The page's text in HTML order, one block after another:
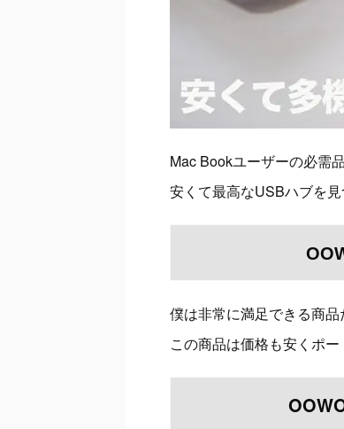
Mac Bookユーザーの必需
安くて最高なUSBハブを
僕は非常に満足できる商品
この商品は価格も安くポ